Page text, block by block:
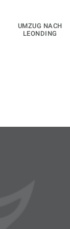
UMZUG NACH
LEONDING